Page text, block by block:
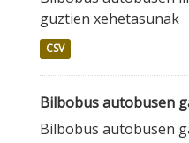
guztien xehetasunak
CSV
Bilbobus autobusen
Bilbobus autobusen